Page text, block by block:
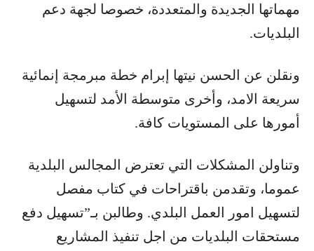
مهماتها الجديدة والمتعددة، خصوصا لجهة دعم
البلديات.
ونقلن عن الحسن نيتها إبرام خطة مبرمجة إنمائية
سريعة الامد، وأخرى متوسطة الأمد لتسهيل
أمورها على المستويات كافة.
وتناولن المشكلات التي تعترض المجالس البلدية
عموما، وتقدمن باقتراحات في كتاب مفصل
لتسهيل امور العمل البلدي. وطالبن بـ”تسهيل دفع
مستحقات البلديات من اجل تنفيذ المشاريع